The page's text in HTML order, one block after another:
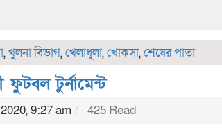
,খুলনা বিভাগ,খেলাধুলা,খোকসা,শেষের পাতা
টুর্নামেন্ট
9:27 am 425 Read